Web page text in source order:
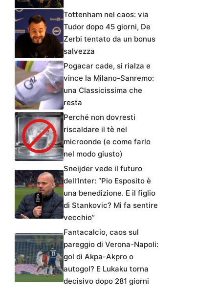
Tottenham nel caos: via
Tudor dopo 45 giorni, De
Zerbi tentato da un bonus
salvezza
Pogacar cade, si rialza e
vince la Milano-Sanremo:
una Classicissima che
resta
Perché non dovresti
riscaldare il tè nel
microonde (e come farlo
nel modo giusto)
Sneijder vede il futuro
dell’Inter: “Pio Esposito è
una benedizione. E il figlio
di Stankovic? Mi fa sentire
vecchio”
Fantacalcio, caos sul
pareggio di Verona-Napoli:
gol di Akpa-Akpro o
autogol? E Lukaku torna
decisivo dopo 281 giorni